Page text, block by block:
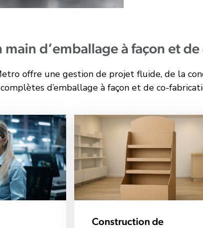
main d’emballage à façon et
offre une gestion de projet fluide, de la
d’emballage à façon et de co-
Construction de